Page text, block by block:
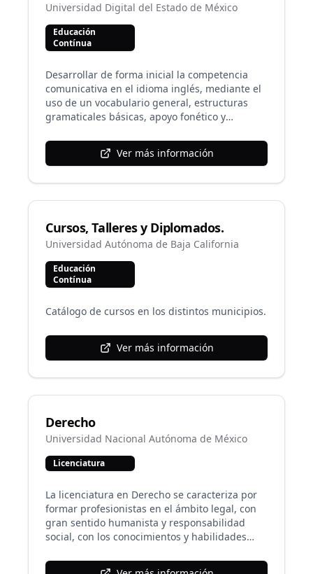
Universidad Digital del Estado de México
Educación
Contínua
Desarrollar de forma inicial la competencia
comunicativa en el idioma inglés, mediante el
uso de un vocabulario general, estructuras
gramaticales básicas, apoyo fonético y
la comprensión y expresión oral y escrita.
Ver más información
Cursos, Talleres y Diplomados.
Universidad Autónoma de Baja California
Educación
Contínua
Catálogo de cursos en los distintos municipios.
Ver más información
Derecho
Universidad Nacional Autónoma de México
Licenciatura
La licenciatura en Derecho se caracteriza por
formar profesionistas en el ámbito legal, con
gran sentido humanista y responsabilidad
social, con los conocimientos y habilidades
propuestas que solucionen la problemática